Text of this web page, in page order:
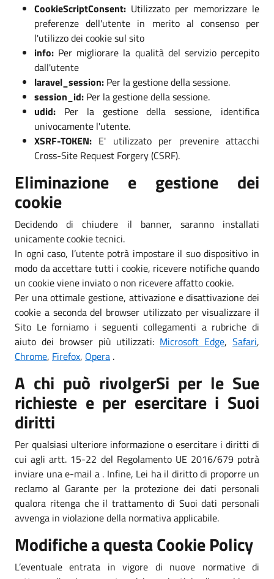
CookieScriptConsent: Utilizzato per memorizzare le
preferenze dell'utente in merito al consenso per
l'utilizzo dei cookie sul sito
info: Per migliorare la qualità del servizio percepito
dall'utente
laravel_session: Per la gestione della sessione.
session_id: Per la gestione della sessione.
udid: Per la gestione della sessione, identifica
univocamente l'utente.
XSRF-TOKEN: E' utilizzato per prevenire attacchi
Cross-Site Request Forgery (CSRF).
Eliminazione e gestione dei
cookie
Decidendo di chiudere il banner, saranno installati
unicamente cookie tecnici.
In ogni caso, l’utente potrà impostare il suo dispositivo in
modo da accettare tutti i cookie, ricevere notifiche quando
un cookie viene inviato o non ricevere affatto cookie.
Per una ottimale gestione, attivazione e disattivazione dei
cookie a seconda del browser utilizzato per visualizzare il
Sito Le forniamo i seguenti collegamenti a rubriche di
aiuto dei browser più utilizzati: Microsoft Edge,Safari,
Chrome, Firefox, Opera .
A chi può rivolgerSi per le Sue
richieste e per esercitare i Suoi
diritti
Per qualsiasi ulteriore informazione o esercitare i diritti di
cui agli artt. 15-22 del Regolamento UE 2016/679 potrà
inviare una e-mail a . Infine, Lei ha il diritto di proporre un
reclamo al Garante per la protezione dei dati personali
qualora ritenga che il trattamento di Suoi dati personali
avvenga in violazione della normativa applicabile.
Modifiche a questa Cookie Policy
L’eventuale entrata in vigore di nuove normative di